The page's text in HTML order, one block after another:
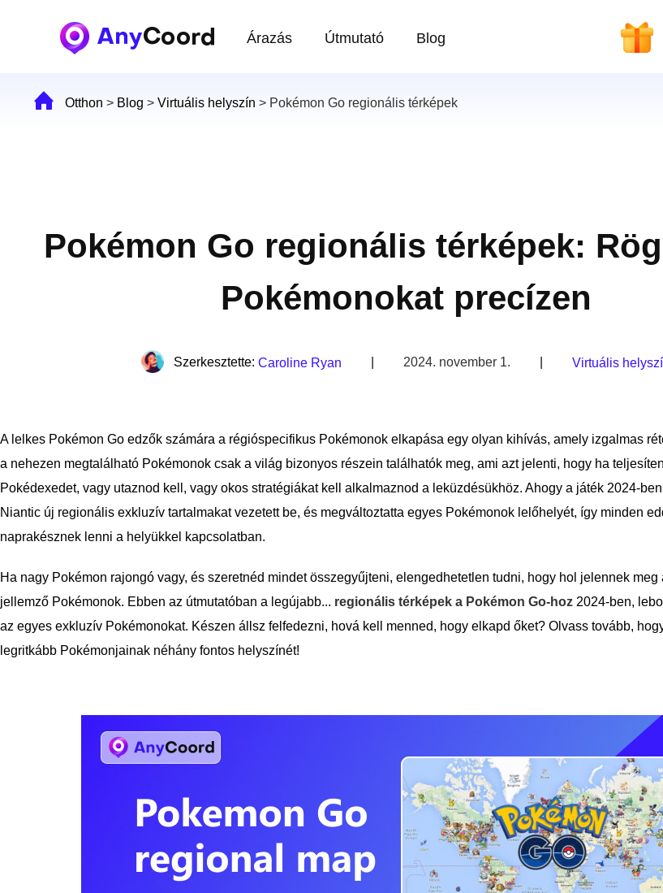
Árazás Útmutató Blog
Otthon > Blog > Virtuális helyszín > Pokémon Go regionális térképek
Pokémon Go regionális térképek:
Pokémonokat precízen
Szerkesztette: Caroline Ryan 2024. november 1. Virtuális
A lelkes Pokémon Go edzők számára a régióspecifikus Pokémonok elkapása egy olyan kihívás, amely izgalmas
a nehezen megtalálható Pokémonok csak a világ bizonyos részein találhatók meg, ami azt jelenti, hogy ha
Pokédexedet, vagy utaznod kell, vagy okos stratégiákat kell alkalmaznod a leküzdésükhöz. Ahogy a játék 2024-
Niantic új regionális exkluzív tartalmakat vezetett be, és megváltoztatta egyes Pokémonok lelőhelyét, így minden
naprakésznek lenni a helyükkel kapcsolatban.
Ha nagy Pokémon rajongó vagy, és szeretnéd mindet összegyűjteni, elengedhetetlen tudni, hogy hol jelennek meg
jellemző Pokémonok. Ebben az útmutatóban a legújabb... regionális térképek a Pokémon Go-hoz 2024-ben,
az egyes exkluzív Pokémonokat. Készen állsz felfedezni, hová kell menned, hogy elkapd őket? Olvass tovább,
legritkább Pokémonjainak néhány fontos helyszínét!